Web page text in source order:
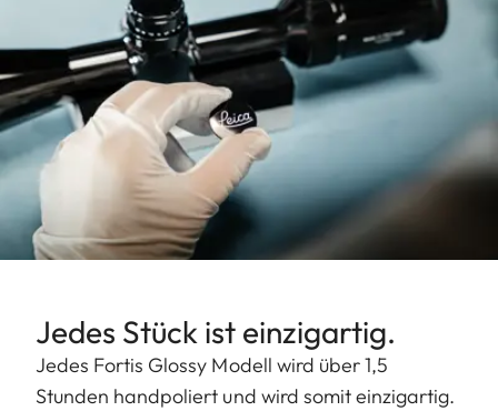
Jedes Stück ist einzigartig.
Jedes Fortis Glossy Modell wird über 1,5
Stunden handpoliert und wird somit einzigartig.